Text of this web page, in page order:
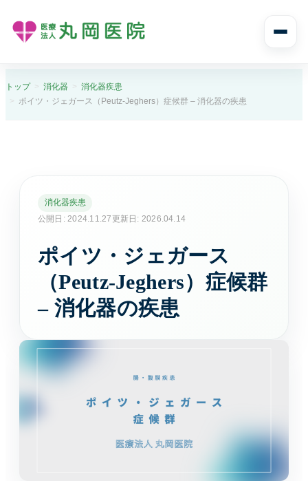
診療案内
風邪や発熱、生活習慣病まで幅広く診ます。
胃痛や腹痛、逆流性食道炎など消化器症状に対応し
循環器内科
月経や更年期など女性特有のお悩みに寄り添いま
体質や生活背景に合わせて漢方治療を提案します。
トップ 消化器
消化器疾患
ポイツ・ジェガース（Peutz-Jeghers）症候群 – 消化器の疾患
消化器疾患
公開日: 2024.11.27更新日: 2026.04.14
ポイツ・ジェガース
（Peutz-Jeghers）症候群
– 消化器の疾患